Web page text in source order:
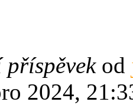
od
2024,